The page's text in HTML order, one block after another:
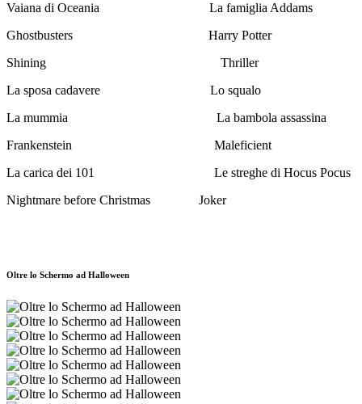
Vaiana di Oceania La famiglia Addams
Ghostbusters Harry Potter
Shining Thriller
La sposa cadavere Lo squalo
La mummia La bambola assassina
Frankenstein Maleficient
La carica dei 101 Le streghe di Hocus Pocus
Nightmare before Christmas Joker
Oltre lo Schermo ad Halloween